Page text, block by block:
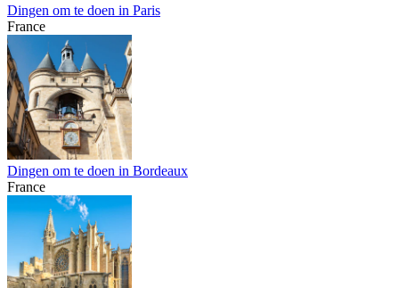
Dingen om te doen in Paris
France
Dingen om te doen in Bordeaux
France